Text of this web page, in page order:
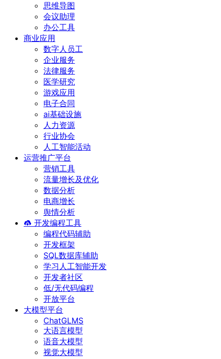
思维导图
会议助理
办公工具
商业应用
数字人员工
企业服务
法律服务
医学研究
游戏应用
电子合同
ai基础设施
人力资源
行业协会
人工智能活动
运营推广平台
营销工具
流量增长及优化
数据分析
电商增长
舆情分析
开发编程工具
编程代码辅助
开发框架
SQL数据库辅助
学习人工智能开发
开发者社区
低/无代码编程
开放平台
大模型平台
ChatGLMS
大语言模型
语音大模型
视觉大模型